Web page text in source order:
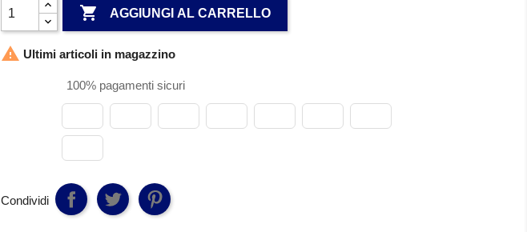
 AGGIUNGI AL CARRELLO
 Ultimi articoli in magazzino
100% pagamenti sicuri
Condividi